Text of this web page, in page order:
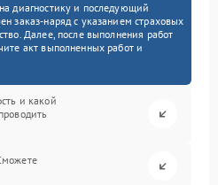
диагностику и последующий
заказ-наряд с указанием страховых
Далее, после выполнения работ
акт выполненных работ и
и какой